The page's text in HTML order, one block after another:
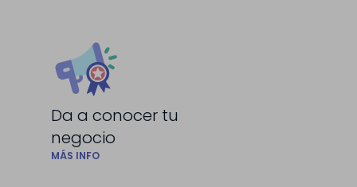
Da a conocer tu
negocio
MÁS INFO